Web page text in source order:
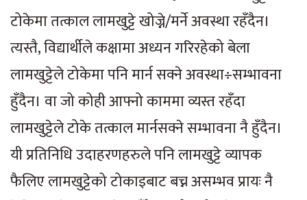
टोकेमा तत्काल लामखुट्टे खोज्ने/मर्ने अवस्था रहँदैन।
त्यस्तै, विद्यार्थीले कक्षामा अध्यन गरिरहेको बेला
लामखुट्टेले टोकेमा पनि मार्न सक्ने अवस्था÷सम्भावना
हुँदैन। वा जो कोही आफ्नो काममा व्यस्त रहँदा
लामखुट्टेले टोके तत्काल मार्नसक्ने सम्भावना नै हुँदैन।
यी प्रतिनिधि उदाहरणहरुले पनि लामखुट्टे व्यापक
फैलिए लामखुट्टेको टोकाइबाट बच्न असम्भव प्रायः नै